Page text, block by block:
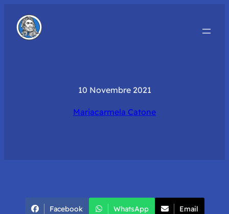
10 Novembre 2021
Mariacarmela Catone
Facebook WhatsApp Email